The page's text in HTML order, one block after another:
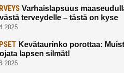
Varhaislapsuus
terveydelle – tästä on kyse
Kevätaurinko porottaa:
lapsen silmät!